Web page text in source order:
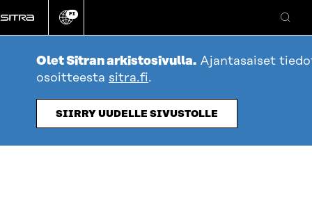
suoraan
sisältöön
Vaihda
kieli
FI
Hae
Olet Sitran arkistosivulla. Ajantasaiset
osoitteesta sitra.fi.
SIIRRY UUDELLE SIVUSTOLLE